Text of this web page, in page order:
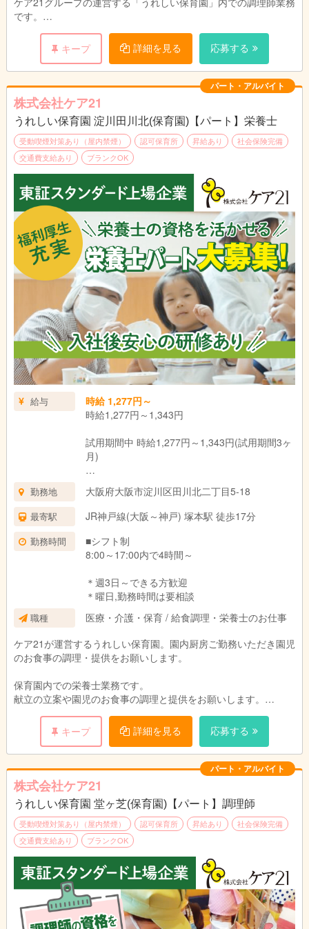
です。
園児のお食事の調理と提供をお願いします。
園児や保育スタッフと顔を合わせる事ができるので、
ご意見をすぐに料理に反映でき、
調理人としてスキルアップも期待できます。
キープ 詳細を見る 応募する
パート・アルバイト
株式会社ケア21
うれしい保育園 淀川田川北(保育園)【パート】栄養士
受動喫煙対策あり（屋内禁煙） 認可保育所 昇給あり
社会保険完備
交通費支給あり
ブランクOK
給与
時給 1,277円～
時給1,277円～1,343円
試用期間中 時給1,277円～1,343円(試用期間3ヶ
月)
＊資格・経験による
試用期間：3ヶ月(同条件)
勤務地 大阪府大阪市淀川区田川北二丁目5-18
最寄駅 JR神戸線(大阪～神戸) 塚本駅 徒歩17分
勤務時間
■シフト制
8:00～17:00内で4時間～
＊週3日～できる方歓迎
＊曜日,勤務時間は要相談
職種
医療・介護・保育 / 給食調理・栄養士のお仕事
ケア21が運営するうれしい保育園。園内厨房ご勤務いただき園児
のお食事の調理・提供をお願いします。
保育園内での栄養士業務です。
献立の立案や園児のお食事の調理と提供をお願いします。
園児や保育スタッフと顔を合わせる事ができるので、
ご意見をすぐに料理に反映でき、
調理人としてスキルアップも期待でき
ます。
キープ 詳細を見る 応募する
パート・アルバイト
株式会社ケア21
うれしい保育園 堂ヶ芝(保育園)【パート】調理師
受動喫煙対策あり（屋内禁煙） 認可保育所 昇給あり
社会保険完備
交通費支給あり
ブランクOK